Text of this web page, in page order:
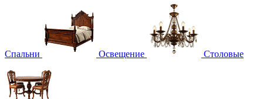
Спальни Освещение Столовые